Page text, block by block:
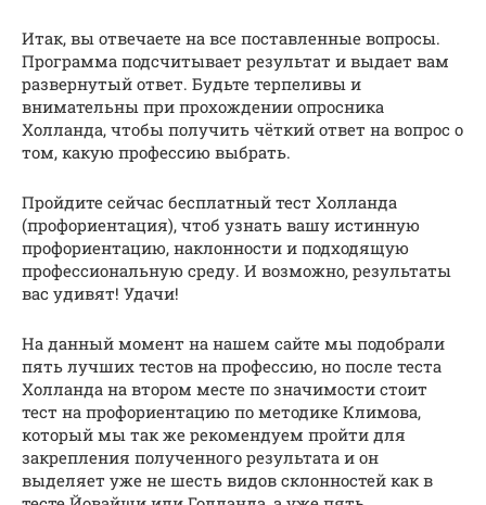
Итак, вы отвечаете на все поставленные вопросы.
Программа подсчитывает результат и выдает вам
развернутый ответ. Будьте терпеливы и
внимательны при прохождении опросника
Холланда, чтобы получить чёткий ответ на вопрос о
том, какую профессию выбрать.
Пройдите сейчас бесплатный тест Холланда
(профориентация), чтоб узнать вашу истинную
профориентацию, наклонности и подходящую
профессиональную среду. И возможно, результаты
вас удивят! Удачи!
На данный момент на нашем сайте мы подобрали
пять лучших тестов на профессию, но после теста
Холланда на втором месте по значимости стоит
тест на профориентацию по методике Климова,
который мы так же рекомендуем пройти для
закрепления полученного результата и он
выделяет уже не шесть видов склонностей как в